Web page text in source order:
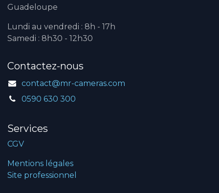
Guadeloupe
Lundi au vendredi : 8h - 17h
Samedi : 8h30 - 12h30
Contactez-nous
contact@mr-cameras.com
0590 630 300
Services
CGV
Mentions légales
Site professionnel